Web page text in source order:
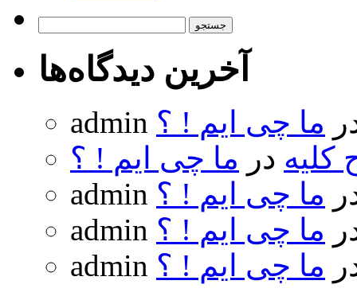
آخرین دیدگاه‌ها
admin ما چی ایم ! ؟
کلیه در ما چی ایم ! ؟
admin ما چی ایم ! ؟
admin ما چی ایم ! ؟
admin ما چی ایم ! ؟